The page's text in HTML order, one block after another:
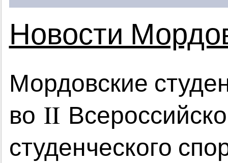
Новости
Мордовские
во II
студенческого